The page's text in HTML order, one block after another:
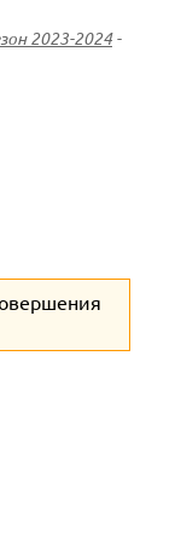
2023-2024 -